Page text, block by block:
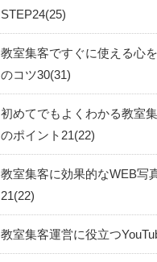
STEP24 25
教室集客ですぐに使える心
のコツ30 31
初めてでもよくわかる教室
のポイント21 22
教室集客に効果的なWEB写
21 22
教室集客運営に役立つ